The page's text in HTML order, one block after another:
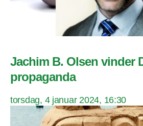
Jachim B. Olsen vinder
propaganda
torsdag, 4 januar 2024, 16:30